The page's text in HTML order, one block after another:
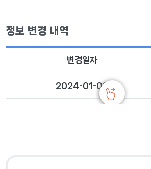
정보 변경 내역
변경일자
2024-01-08